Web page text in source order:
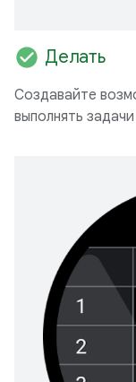
check_circle Делать
Создавайте
выполнять